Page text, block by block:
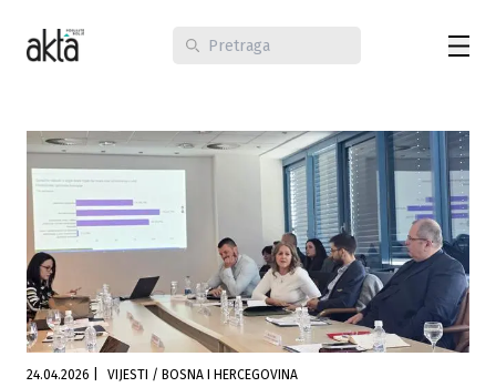
24.04.2026 VIJESTI / BOSNA I HERCEGOVINA